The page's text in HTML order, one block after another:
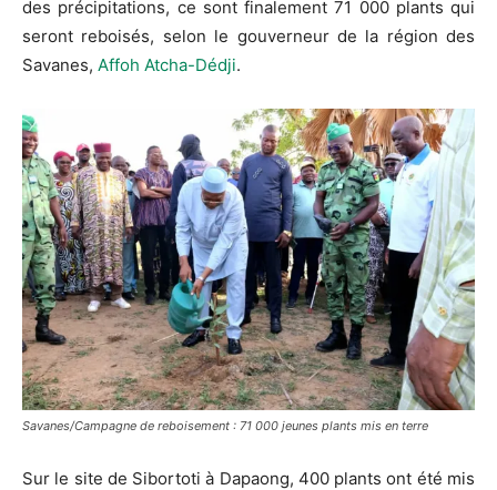
des précipitations, ce sont finalement 71 000 plants qui
seront reboisés, selon le gouverneur de la région des
Savanes, Affoh Atcha-Dédji.
Savanes/Campagne de reboisement : 71 000 jeunes plants mis en terre
Sur le site de Sibortoti à Dapaong, 400 plants ont été mis